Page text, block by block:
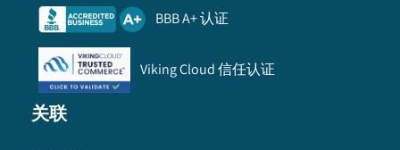
BBB A+ 认证
Viking Cloud 信任认证
关联